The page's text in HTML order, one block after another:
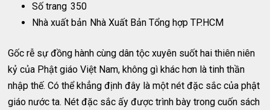
Số trang 350
Nhà xuất bản Nhà Xuất Bản Tổng hợp TP.HCM
Gốc rễ sự đồng hành cùng dân tộc xuyên suốt hai thiên niên
kỷ của Phật giáo Việt Nam, không gì khác hơn là tinh thần
nhập thế. Có thể khẳng định đây là một nét đặc sắc của phật
giáo nước ta. Nét đặc sắc ấy được trình bày trong cuốn sách